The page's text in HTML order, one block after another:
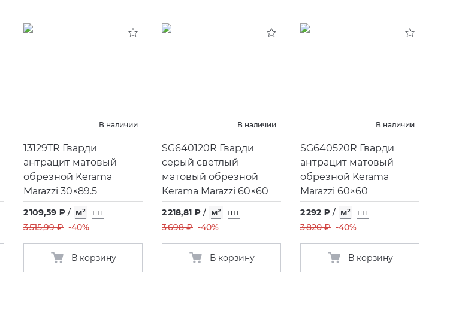
В наличии
13129TR Гварди
антрацит матовый
обрезной Kerama
Marazzi 30×89.5
2 109,59 ₽ / м²
шт
3 515,99 ₽ -40%
В корзину
В наличии
SG640120R Гварди
серый светлый
матовый обрезной
Kerama Marazzi 60×60
2 218,81 ₽ / м²
шт
3 698 ₽ -40%
В корзину
В наличии
SG640520R Гварди
антрацит матовый
обрезной Kerama
Marazzi 60×60
2 292 ₽ / м²
шт
3 820 ₽ -40%
В корзину